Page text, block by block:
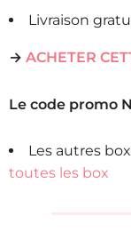
Livraison
→ ACHETER
Le code promo
Les autres
toutes les box